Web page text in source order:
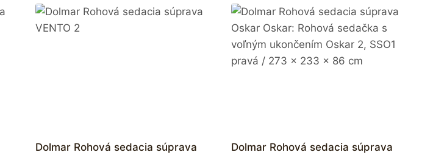
Dolmar Rohová sedacia súprava
Dolmar Rohová sedacia súprava